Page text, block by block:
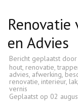
Renovatie
en Advies
Bericht geplaatst door
hout, renovatie,
advies, afwerking,
renovatie, interieur, lak,
vernis
Geplaatst op 02